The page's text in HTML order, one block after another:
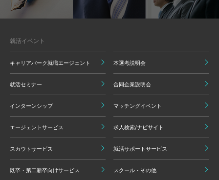
就活イベント
キャリアパーク就職エージェント 本選考説明会
就活セミナー 合同企業説明会
インターンシップ マッチングイベント
エージェントサービス 求人検索/ナビサイト
スカウトサービス 就活サポートサービス
既卒・第二新卒向けサービス スクール・その他